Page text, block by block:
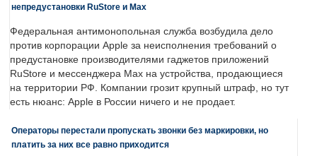
непредустановки RuStore и Max
Федеральная антимонопольная служба возбудила дело
против корпорации Apple за неисполнения требований о
предустановке производителями гаджетов приложений
RuStore и мессенджера Max на устройства, продающиеся
на территории РФ. Компании грозит крупный штраф, но тут
есть нюанс: Apple в России ничего и не продает.
Операторы перестали пропускать звонки без маркировки, но
платить за них все равно приходится